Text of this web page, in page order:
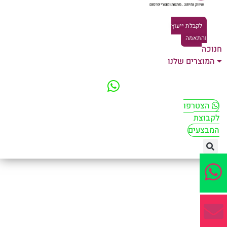
לקבלת ייעוץ
והתאמה
המוצרים שלנו
הצטרפו